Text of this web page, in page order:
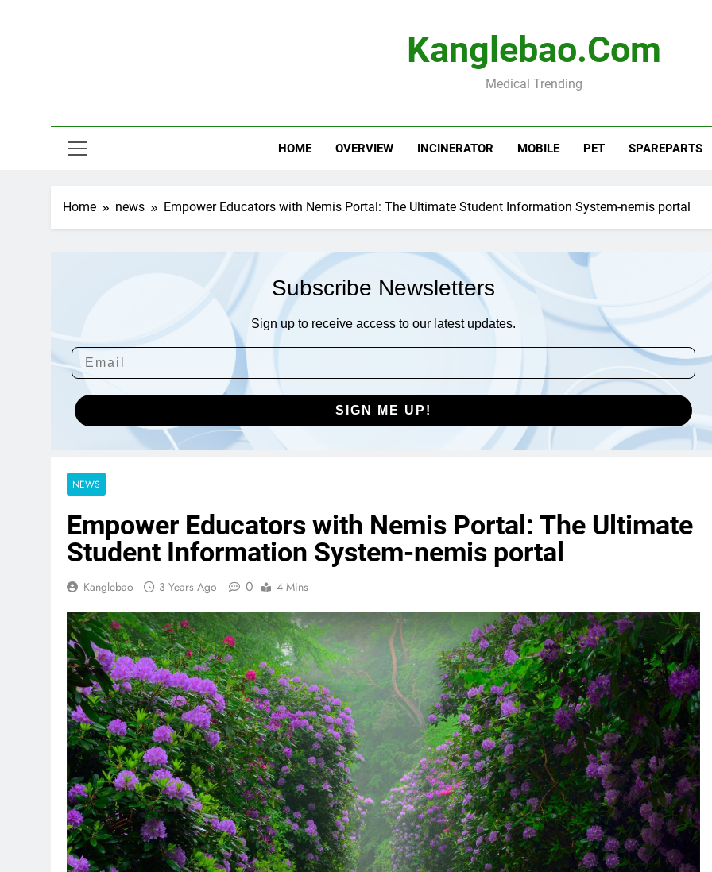
Kanglebao.com
Medical Trending
HOME OVERVIEW INCINERATOR MOBILE PET SPAREPARTS
Home news Empower Educators with Nemis Portal: The Ultimate Student Information System-nemis portal
Subscribe Newsletters
Sign up to receive access to our latest updates.
SIGN ME UP!
NEWS
Empower Educators with Nemis Portal: The Ultimate
Student Information System-nemis portal
Kanglebao 3 Years Ago 0 4 Mins